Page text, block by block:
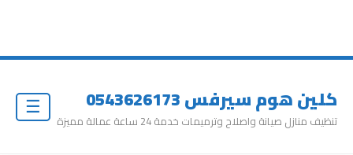
كلين هوم سيرفس 0543626173
تنظيف منازل صيانة واصلاح وترميمات خدمة 24 ساعة عمالة مميزة